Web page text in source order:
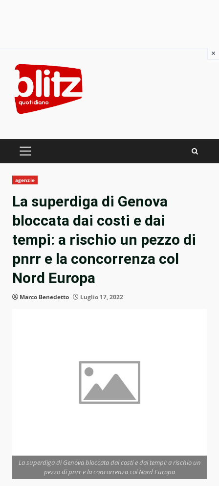
content
PRIMARY
agenzie
La superdiga di Genova
bloccata dai costi e dai
tempi: a rischio un pezzo di
pnrr e la concorrenza col
Nord Europa
Marco Benedetto Luglio 17, 2022
La superdiga di Genova bloccata dai costi e dai tempi: a rischio un
pezzo di pnrr e la concorrenza col Nord Europa
×